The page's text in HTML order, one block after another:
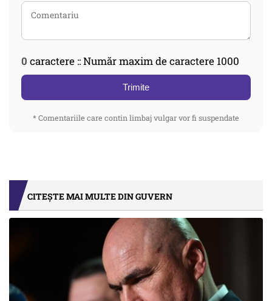
0 caractere :: Număr maxim de caractere 1000
Trimite
* Comentariile care contin limbaj vulgar vor fi suspendate
CITEȘTE MAI MULTE DIN GUVERN